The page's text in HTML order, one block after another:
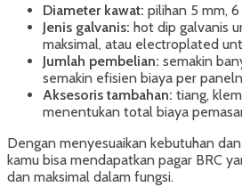
Diameter kawat: pilihan 5 mm,
Jenis galvanis: hot dip galvanis
maksimal, atau electroplated
Jumlah pembelian: semakin
semakin efisien biaya per
Aksesoris tambahan: tiang,
menentukan total biaya
Dengan menyesuaikan kebutuhan
kamu bisa mendapatkan pagar BRC
dan maksimal dalam fungsi.